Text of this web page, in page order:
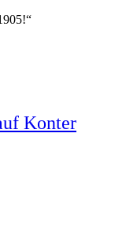
Konter